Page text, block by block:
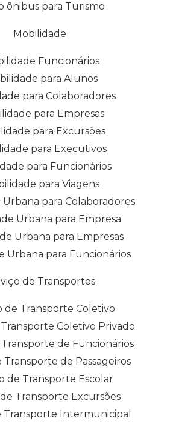
ônibus para Turismo
Mobilidade
Funcionários
para Alunos
para Colaboradores
para Empresas
para Excursões
para Executivos
para Funcionários
para Viagens
para Colaboradores
Urbana para Empresa
Urbana para Empresas
Urbana para Funcionários
de Transportes
de Transporte Coletivo
Coletivo Privado
de Funcionários
Transporte de Passageiros
de Transporte Escolar
Transporte Excursões
Transporte Intermunicipal